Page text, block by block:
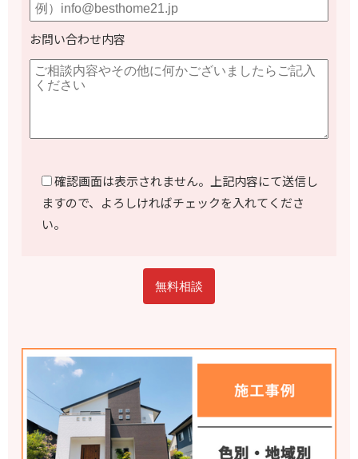
お問い合わせ内容
確認画面は表示されません。上記内容にて送信し
ますので、よろしければチェックを入れてくださ
い。